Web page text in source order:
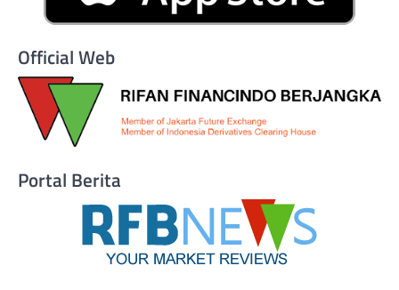
Official Web
Portal Berita